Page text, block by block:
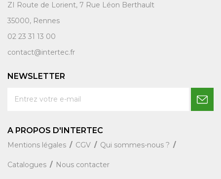
ZI Route de Lorient, 7 Rue Léon Berthault
35000, Rennes
02 23 31 13 00
contact@intertec.fr
NEWSLETTER
A PROPOS D'INTERTEC
Mentions légales CGV Qui sommes-nous ?
Catalogues Nous contacter